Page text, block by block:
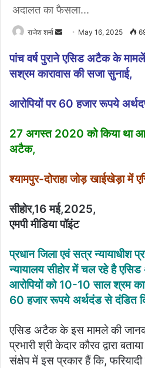
अदालत का फैसला...
राजेश शर्मा
n
d
n
m
May 16, 2025
पांच वर्ष पुराने एसिड अटैक के
सश्रम कारावास की सजा सुनाई,
आरोपियों पर 60 हजार रूपये
27 अगस्त 2020 को किया था
अटैक,
श्यामपुर-दोराहा जोड़ खाईखेड़ा में
सीहोर,16 मई,2025,
एमपी मीडिया पॉइंट
प्रधान जिला एवं सत्र न्यायाधीश
न्यायालय सीहोर में चल रहे है
आरोपियों को 10-10 साल श्रम
60 हजार रूपये अर्थदंड से दंडित
एसिड अटैक के इस मामले की
प्रभारी श्री केदार कौरव द्वारा
संक्षेप में इस प्रकार हैं कि, फरियादी